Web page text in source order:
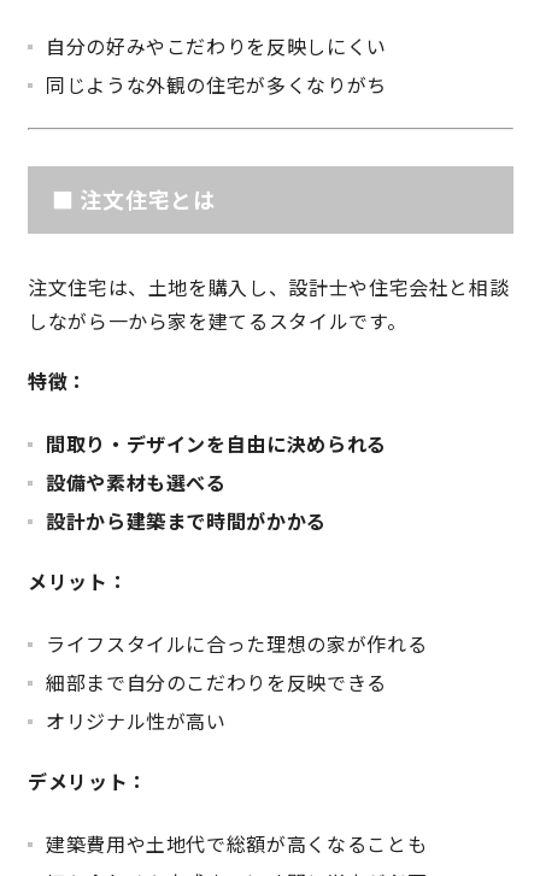
最響の家
Blue Style
キママプラス
納得リフォームスタジオ
施工事例 お客さまの声
近日分譲予定情報
動画ギャラリー 採用情報
自分の好みやこだわりを反映しにくい
同じような外観の住宅が多くなりがち
■ 注文住宅とは
注文住宅は、土地を購入し、設計士や住宅会社と相談
しながら一から家を建てるスタイルです。
特徴：
間取り・デザインを自由に決められる
設備や素材も選べる
設計から建築まで時間がかかる
メリット：
ライフスタイルに合った理想の家が作れる
細部まで自分のこだわりを反映できる
オリジナル性が高い
デメリット：
建築費用や土地代で総額が高くなることも